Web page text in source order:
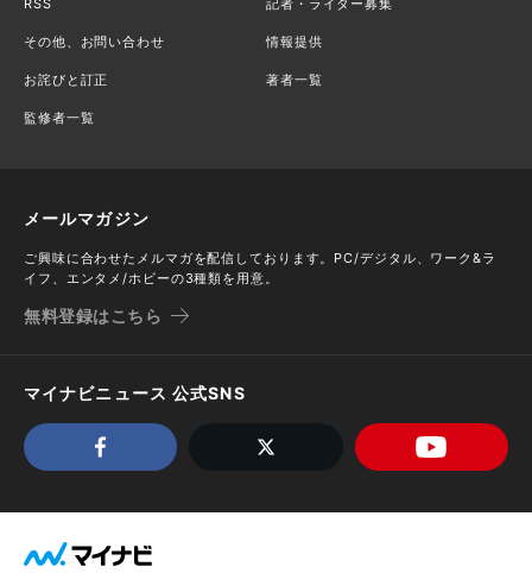
RSS 記者・ライター募集
その他、お問い合わせ 情報提供
お詫びと訂正 著者一覧
監修者一覧
メールマガジン
ご興味に合わせたメルマガを配信しております。PC/デジタル、ワーク&ラ
イフ、エンタメ/ホビーの3種類を用意。
無料登録はこちら
マイナビニュース 公式SNS